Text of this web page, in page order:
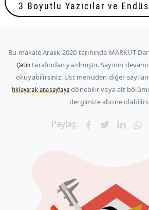
3 Boyutlu Yazıcılar ve
Bu makaleAralık 2020 tarihinde MARKUT
Çetintarafından yazılmıştır. Sayının
okuyabilirsiniz. Üst menüden diğer
tıklayarak anasayfaya dönebilir veya alt
dergimize abone
Paylaş: